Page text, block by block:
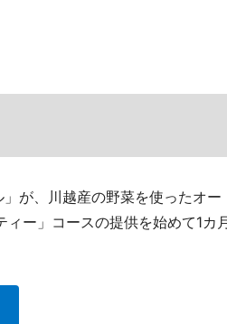
が、川越産の野菜を使ったオー
ー」コースの提供を始めて1カ